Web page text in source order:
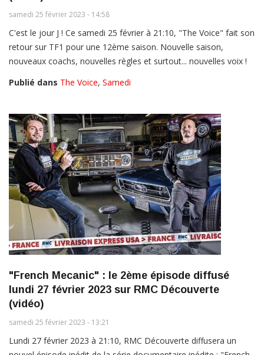
samedi 25 février 2023 - 14:58
C'est le jour J ! Ce samedi 25 février à 21:10, "The Voice" fait son
retour sur TF1 pour une 12ème saison. Nouvelle saison,
nouveaux coachs, nouvelles règles et surtout... nouvelles voix !
Publié dans The Voice, Samedi
"French Mecanic" : le 2ème épisode diffusé
lundi 27 février 2023 sur RMC Découverte
(vidéo)
samedi 25 février 2023 - 13:21
Lundi 27 février 2023 à 21:10, RMC Découverte diffusera un